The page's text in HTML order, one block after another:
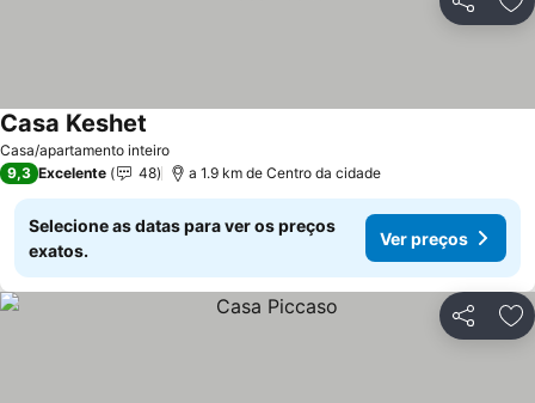
Partilhar
Casa/apartamento inteiro
Casa Keshet
9,3 Excelente 48 a 1.9 km de Centro da cidade
Selecione as datas para ver os preços
exatos.
Ver preços
Partilhar